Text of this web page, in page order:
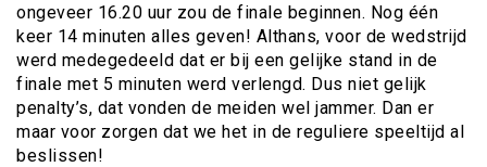
ongeveer 16.20 uur zou de finale beginnen. Nog één
keer 14 minuten alles geven! Althans, voor de wedstrijd
werd medegedeeld dat er bij een gelijke stand in de
finale met 5 minuten werd verlengd. Dus niet gelijk
penalty’s, dat vonden de meiden wel jammer. Dan er
maar voor zorgen dat we het in de reguliere speeltijd al
beslissen!